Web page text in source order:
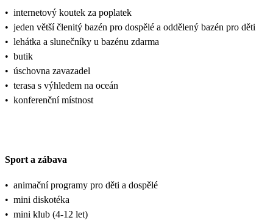
• internetový koutek za poplatek
• jeden větší členitý bazén pro dospělé a oddělený bazén pro děti
• lehátka a slunečníky u bazénu zdarma
• butik
• úschovna zavazadel
• terasa s výhledem na oceán
• konferenční místnost
Sport a zábava
• animační programy pro děti a dospělé
• mini diskotéka
• mini klub (4-12 let)